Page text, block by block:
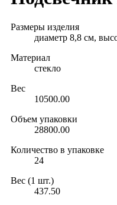
Размеры изделия
диаметр 8,8 см,
Материал
стекло
Вес
10500.00
Объем упаковки
28800.00
Количество в упаковке
24
Вес (1 шт.)
437.50